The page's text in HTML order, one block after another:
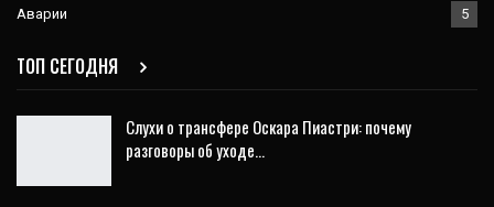
Аварии 5
ТОП СЕГОДНЯ
Слухи о трансфере Оскара Пиастри: почему
разговоры об уходе…